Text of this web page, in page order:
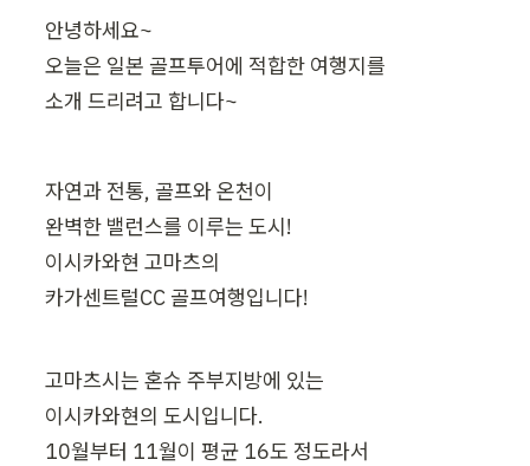
안녕하세요~
오늘은 일본 골프투어에 적합한 여행지를
소개 드리려고 합니다~
자연과 전통, 골프와 온천이
완벽한 밸런스를 이루는 도시!
이시카와현 고마츠의
카가센트럴CC 골프여행입니다!
고마츠시는 혼슈 주부지방에 있는
이시카와현의 도시입니다.
10월부터 11월이 평균 16도 정도라서